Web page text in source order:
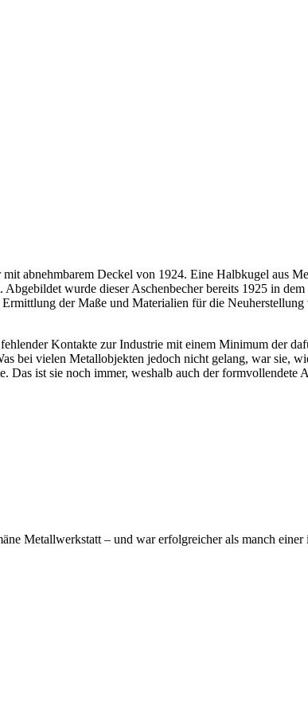
abnehmbarem Deckel von 1924. Eine Halbkugel aus
wurde dieser Aschenbecher bereits 1925 in dem
der Maße und Materialien für die Neuherstellung
Kontakte zur Industrie mit einem Minimum der
bei vielen Metallobjekten jedoch nicht gelang, war sie,
ist sie noch immer, weshalb auch der formvollendete
Metallwerkstatt – und war erfolgreicher als manch